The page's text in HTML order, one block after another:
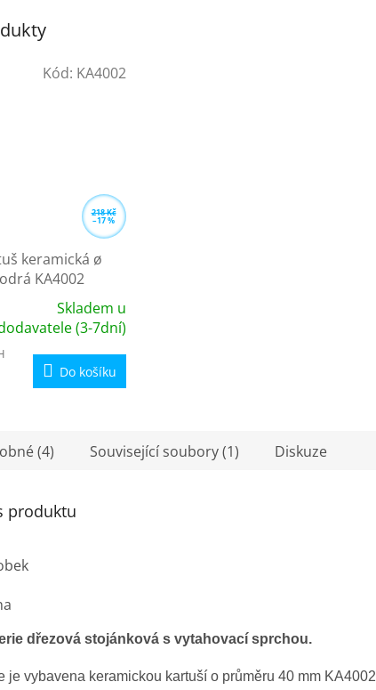
218 Kč
–17 %
keramická ø
KA4002
Skladem u
(3-7dní)
Do košíku
Kód: KA4002
(4) Související soubory (1) Diskuze
produktu
dřezová stojánková s vytahovací sprchou.
je vybavena keramickou kartuší o průměru 40 mm KA4002